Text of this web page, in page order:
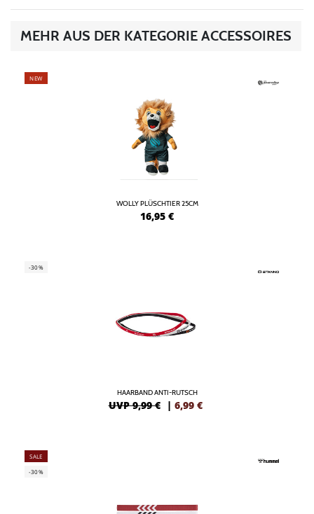
MEHR AUS DER KATEGORIE ACCESSOIRES
NEW
WOLLY PLÜSCHTIER 25CM
16,95 €
-30%
HAARBAND ANTI-RUTSCH
UVP 9,99 € | 6,99 €
SALE
-30%